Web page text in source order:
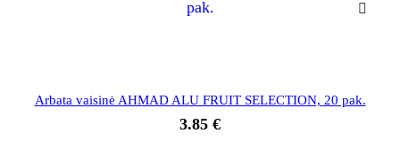
Arbata vaisinė AHMAD ALU FRUIT SELECTION, 20 pak.
3.85 €